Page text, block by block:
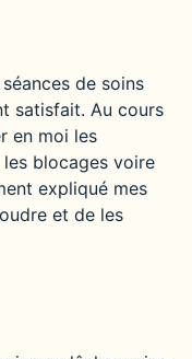
de soins
satisfait. Au cours
en moi les
blocages voire
expliqué mes
et de les